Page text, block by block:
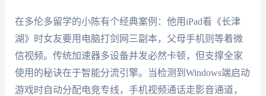
在多伦多留学的小陈有个经典案例：他用iPad看《长津
湖》时女友要用电脑打剑网三副本，父母手机则等着微
信视频。传统加速器多设备并发必然卡顿，但支撑全家
使用的秘诀在于智能分流引擎。当检测到Windows端启动
游戏时自动分配电竞专线，手机视频通话走影音通道，